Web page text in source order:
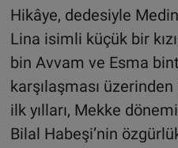
Hikâye, dedesiyle
Lina isimli küçük bir
bin Avvam ve Esma
karşılaşması
ilk yılları, Mekke
Bilal Habeşi’nin